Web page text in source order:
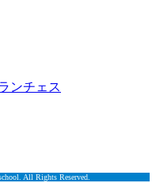
ンチェス
All Rights Reserved.